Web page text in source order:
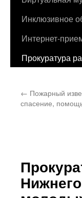
содержимому
Инклюзивное
Интернет-
Прокуратура
← Пожарный
спасение,